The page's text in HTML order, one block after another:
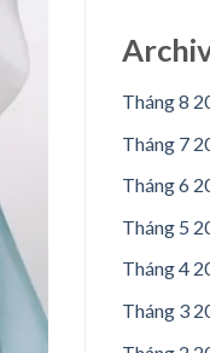
Tháng 8
Tháng 7
Tháng 6
Tháng 5
Tháng 4
Tháng 3